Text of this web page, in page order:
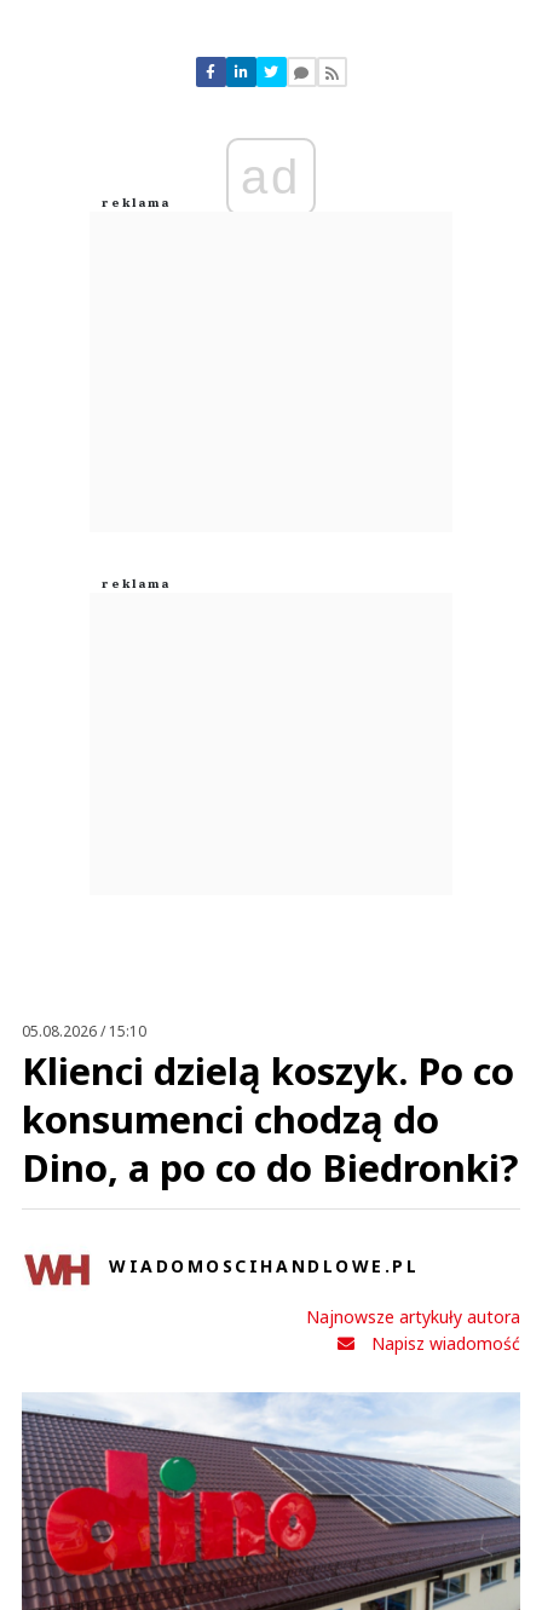
Nie znaleziono komentarzy
Zostaw swoje komentarze
Anuluj
ad
05.08.2026 / 15:10
Klienci dzielą koszyk. Po co
konsumenci chodzą do
Dino, a po co do Biedronki?
WIADOMOSCIHANDLOWE.PL
Najnowsze artykuły autora
Napisz wiadomość